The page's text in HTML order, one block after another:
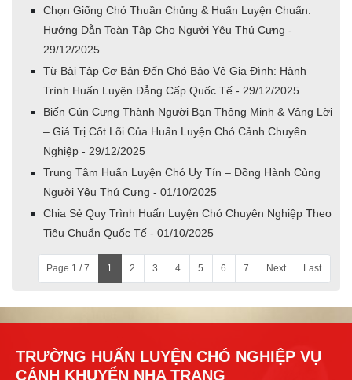
Chọn Giống Chó Thuần Chủng & Huấn Luyện Chuẩn:
Hướng Dẫn Toàn Tập Cho Người Yêu Thú Cưng -
29/12/2025
Từ Bài Tập Cơ Bản Đến Chó Bảo Vệ Gia Đình: Hành
Trình Huấn Luyện Đẳng Cấp Quốc Tế - 29/12/2025
Biến Cún Cưng Thành Người Bạn Thông Minh & Vâng Lời
– Giá Trị Cốt Lõi Của Huấn Luyện Chó Cảnh Chuyên
Nghiệp - 29/12/2025
Trung Tâm Huấn Luyện Chó Uy Tín – Đồng Hành Cùng
Người Yêu Thú Cưng - 01/10/2025
Chia Sẻ Quy Trình Huấn Luyện Chó Chuyên Nghiệp Theo
Tiêu Chuẩn Quốc Tế - 01/10/2025
Page 1 / 7 1 2 3 4 5 6 7 Next Last
TRƯỜNG HUẤN LUYỆN CHÓ NGHIỆP VỤ
CẢNH KHUYỂN NHA TRANG